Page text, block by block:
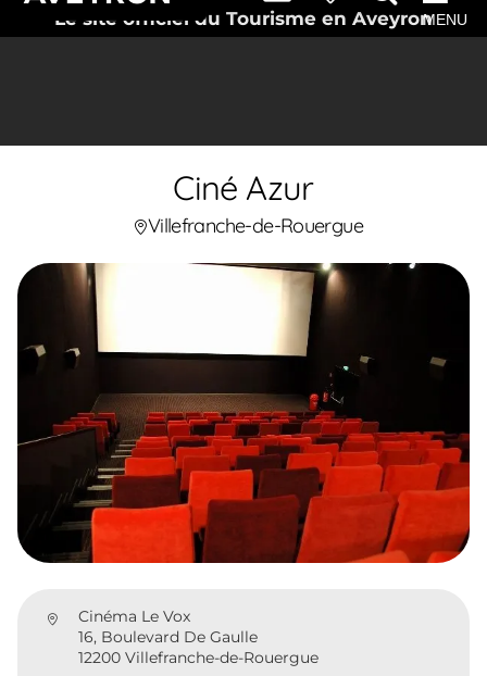
Le site officiel du Tourisme en AveyronMENU
Ciné Azur
Villefranche-de-Rouergue
Cinéma Le Vox
16, Boulevard De Gaulle
12200 Villefranche-de-Rouergue